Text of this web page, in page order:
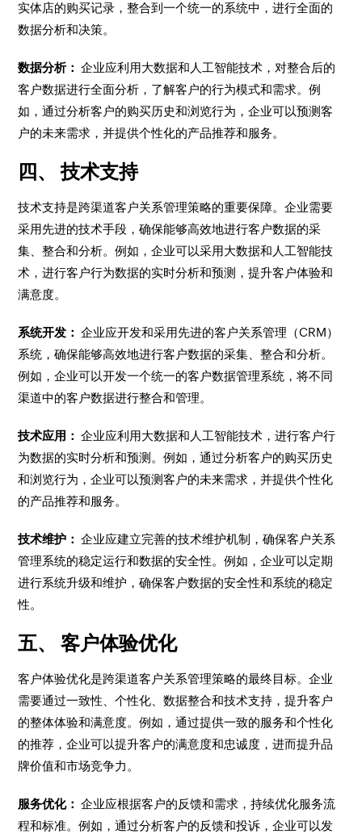
实体店的购买记录，整合到一个统一的系统中，进行全面的
数据分析和决策。
数据分析： 企业应利用大数据和人工智能技术，对整合后的
客户数据进行全面分析，了解客户的行为模式和需求。例
如，通过分析客户的购买历史和浏览行为，企业可以预测客
户的未来需求，并提供个性化的产品推荐和服务。
四、 技术支持
技术支持是跨渠道客户关系管理策略的重要保障。企业需要
采用先进的技术手段，确保能够高效地进行客户数据的采
集、整合和分析。例如，企业可以采用大数据和人工智能技
术，进行客户行为数据的实时分析和预测，提升客户体验和
满意度。
系统开发： 企业应开发和采用先进的客户关系管理（CRM）
系统，确保能够高效地进行客户数据的采集、整合和分析。
例如，企业可以开发一个统一的客户数据管理系统，将不同
渠道中的客户数据进行整合和管理。
技术应用： 企业应利用大数据和人工智能技术，进行客户行
为数据的实时分析和预测。例如，通过分析客户的购买历史
和浏览行为，企业可以预测客户的未来需求，并提供个性化
的产品推荐和服务。
技术维护： 企业应建立完善的技术维护机制，确保客户关系
管理系统的稳定运行和数据的安全性。例如，企业可以定期
进行系统升级和维护，确保客户数据的安全性和系统的稳定
性。
五、 客户体验优化
客户体验优化是跨渠道客户关系管理策略的最终目标。企业
需要通过一致性、个性化、数据整合和技术支持，提升客户
的整体体验和满意度。例如，通过提供一致的服务和个性化
的推荐，企业可以提升客户的满意度和忠诚度，进而提升品
牌价值和市场竞争力。
服务优化： 企业应根据客户的反馈和需求，持续优化服务流
程和标准。例如，通过分析客户的反馈和投诉，企业可以发